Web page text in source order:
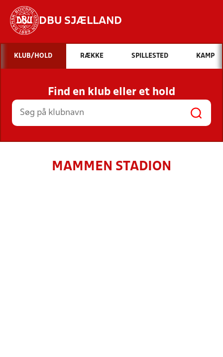
DBU SJÆLLAND
Hvad vil du søge efter?
INDHOLD OG NYHEDER
STILLINGER, RESULTATER, KLUBBER OG
HOLD
KLUB/HOLD RÆKKE SPILLESTED KAMP
Find en klub eller et hold
MAMMEN STADION